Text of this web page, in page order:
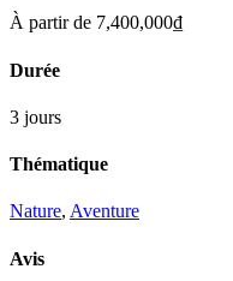
À partir de 7,400,000₫
Durée
3 jours
Thématique
Nature, Aventure
Avis